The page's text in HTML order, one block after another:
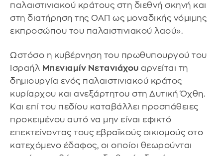
παλαιστινιακού κράτους στη διεθνή σκηνή και
στη διατήρηση της ΟΑΠ ως μοναδικής νόμιμης
εκπροσώπου του παλαιστινιακού λαού».
Ωστόσο η κυβέρνηση του πρωθυπουργού του
Ισραήλ Μπενιαμίν Νετανιάχου αρνείται τη
δημιουργία ενός παλαιστινιακού κράτος
κυρίαρχου και ανεξάρτητου στη Δυτική Όχθη.
Και επί του πεδίου καταβάλλει προσπάθειες
προκειμένου αυτό να μην είναι εφικτό
επεκτείνοντας τους εβραϊκούς οικισμούς στο
κατεχόμενο έδαφος, οι οποίοι θεωρούνται